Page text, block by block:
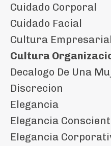
Cuidado Corporal
Cuidado Facial
Cultura Empresarial
Cultura
Decalogo De Una
Discrecion
Elegancia
Elegancia
Elegancia